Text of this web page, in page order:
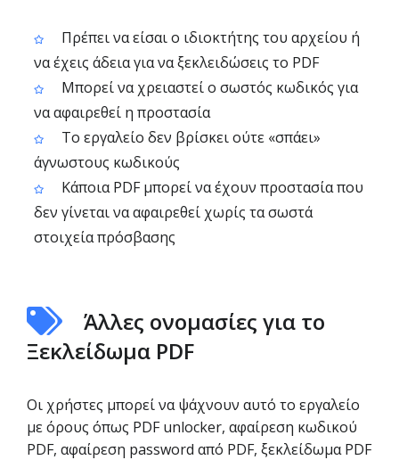
Πρέπει να είσαι ο ιδιοκτήτης του αρχείου ή
να έχεις άδεια για να ξεκλειδώσεις το PDF
Μπορεί να χρειαστεί ο σωστός κωδικός για
να αφαιρεθεί η προστασία
Το εργαλείο δεν βρίσκει ούτε «σπάει»
άγνωστους κωδικούς
Κάποια PDF μπορεί να έχουν προστασία που
δεν γίνεται να αφαιρεθεί χωρίς τα σωστά
στοιχεία πρόσβασης
Άλλες ονομασίες για το
Ξεκλείδωμα PDF
Οι χρήστες μπορεί να ψάχνουν αυτό το εργαλείο
με όρους όπως PDF unlocker, αφαίρεση κωδικού
PDF, αφαίρεση password από PDF, ξεκλείδωμα PDF